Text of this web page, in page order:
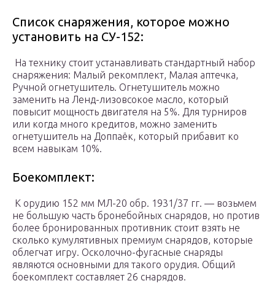
Список снаряжения, которое можно
установить на СУ-152:
На технику стоит устанавливать стандартный набор
снаряжения: Малый рекомплект, Малая аптечка,
Ручной огнетушитель. Огнетушитель можно
заменить на Ленд-лизовсокое масло, который
повысит мощность двигателя на 5%. Для турниров
или когда много кредитов, можно заменить
огнетушитель на Доппаёк, который прибавит ко
всем навыкам 10%.
Боекомплект:
К орудию 152 мм МЛ-20 обр. 1931/37 гг. — возьмем
не большую часть бронебойных снарядов, но против
более бронированных противник стоит взять не
сколько кумулятивных премиум снарядов, которые
облегчат игру. Осколочно-фугасные снаряды
являются основными для такого орудия. Общий
боекомплект составляет 26 снарядов.